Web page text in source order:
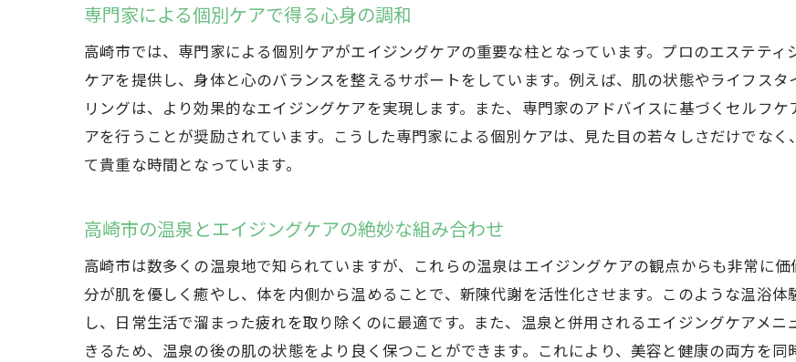
高崎市の景観がもたらす癒しの時間
自然と共に美を追求する方法
エイジングケアと自然の融合によるリラックス効果
高崎市でのエイジングケアで心身を解放する
自律神経を整える高崎市のエイジングケア
エイジングケアで心も体もリフレッシュ
心地よい環境で得る深いリラックス効果
専門家による個別ケアで得る心身の調和
高崎市では、専門家による個別ケアがエイジングケアの重要な柱となっています。プロのエステテ
ケアを提供し、身体と心のバランスを整えるサポートをしています。例えば、肌の状態やライフス
リングは、より効果的なエイジングケアを実現します。また、専門家のアドバイスに基づくセルフ
アを行うことが奨励されています。こうした専門家による個別ケアは、見た目の若々しさだけでな
て貴重な時間となっています。
高崎市の温泉とエイジングケアの絶妙な組み合わせ
高崎市は数多くの温泉地で知られていますが、これらの温泉はエイジングケアの観点からも非常に
分が肌を優しく癒やし、体を内側から温めることで、新陳代謝を活性化させます。このような温浴
し、日常生活で溜まった疲れを取り除くのに最適です。また、温泉と併用されるエイジングケアメ
きるため、温泉の後の肌の状態をより良く保つことができます。これにより、美容と健康の両方を